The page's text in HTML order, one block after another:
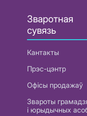
Зваротная
сувязь
Кантакты
Прэс-цэнтр
Офісы продажаў
Звароты
і юрыдычных